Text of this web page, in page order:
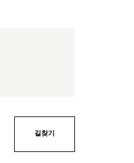
길찾기